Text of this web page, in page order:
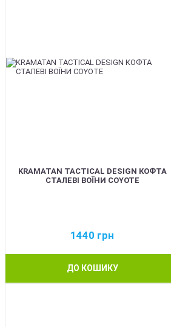
KRAMATAN TACTICAL DESIGN КОФТА
СТАЛЕВІ ВОЇНИ COYOTE
1440 грн
ДО КОШИКУ